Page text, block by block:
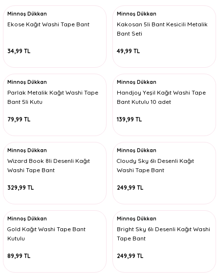
Minnoş Dükkan
Ekose Kağıt Washi Tape Bant
34,99 TL
Minnoş Dükkan
Kakosan 5li Bant Kesicili Metalik
Bant Seti
49,99 TL
Minnoş Dükkan
Parlak Metalik Kağıt Washi Tape
Bant 5li Kutu
79,99 TL
Minnoş Dükkan
Handjoy Yeşil Kağıt Washi Tape
Bant Kutulu 10 adet
139,99 TL
Minnoş Dükkan
Wizard Book 8li Desenli Kağıt
Washi Tape Bant
329,99 TL
Minnoş Dükkan
Cloudy Sky 6lı Desenli Kağıt
Washi Tape Bant
249,99 TL
Minnoş Dükkan
Gold Kağıt Washi Tape Bant
Kutulu
89,99 TL
Minnoş Dükkan
Bright Sky 6lı Desenli Kağıt Washi
Tape Bant
249,99 TL